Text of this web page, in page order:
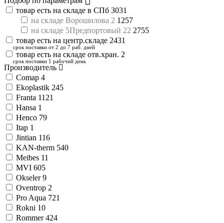
товар есть на складе в СПб 3031
на складе Ворошилова 2 1257
на складе 5Предпортовый 22 2755
товар есть на центр.складе 2431
срок поставки от 2 до 7 раб. дней
товар есть на складе отв.хран. 2
срок поставки 1 рабочий день
Производитель
Comap 4
Ekoplastik 245
Franta 1121
Hansa 1
Henco 79
Itap 1
Jintian 116
KAN-therm 540
Meibes 11
MVI 605
Okseler9
Oventrop 2
Pro Aqua 721
Rokni 10
Rommer424